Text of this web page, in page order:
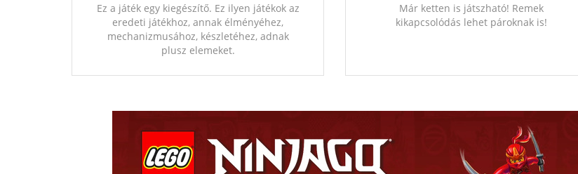
Ez a játék egy kiegészítő. Ez ilyen játékok az
eredeti játékhoz, annak élményéhez,
mechanizmusához, készletéhez, adnak
plusz elemeket.
Már ketten is játszható! Remek
kikapcsolódás lehet pároknak is!